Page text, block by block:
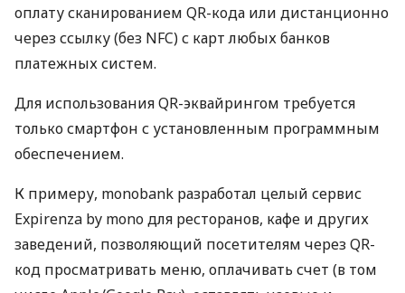
оплату сканированием QR-кода или дистанционно
через ссылку (без NFC) с карт любых банков
платежных систем.
Для использования QR-эквайрингом требуется
только смартфон с установленным программным
обеспечением.
К примеру, monobank разработал целый сервис
Expirenza by mono для ресторанов, кафе и других
заведений, позволяющий посетителям через QR-
код просматривать меню, оплачивать счет (в том